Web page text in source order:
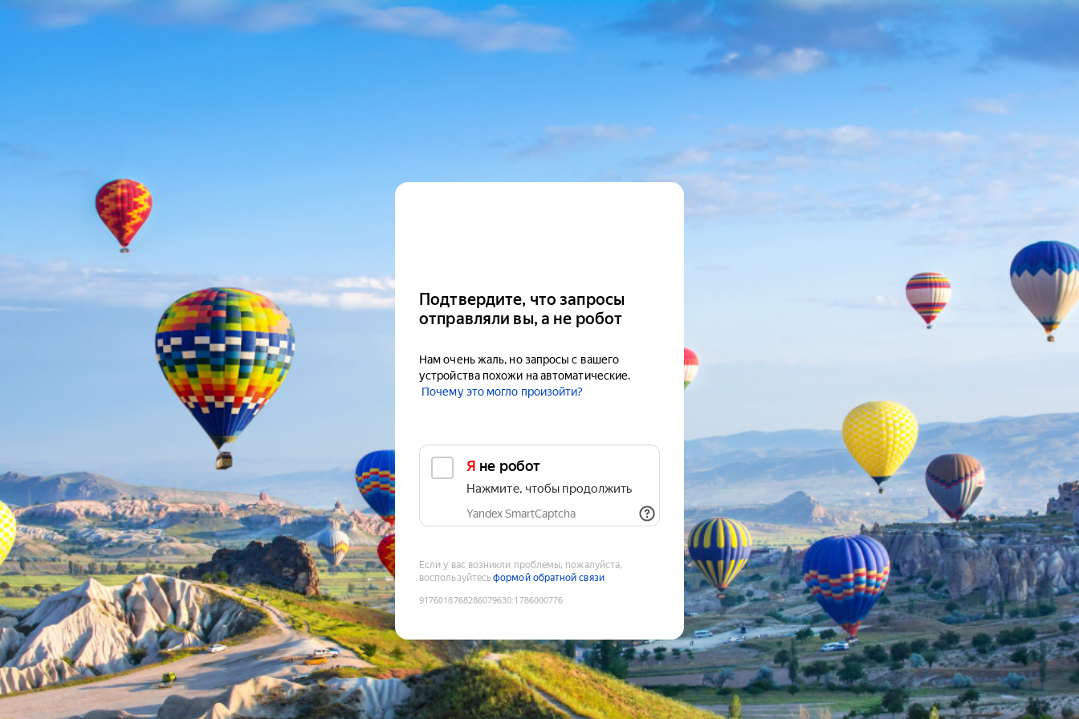
Подтвердите, что запросы
отправляли вы, а не робот
Нам очень жаль, но запросы с вашего
устройства похожи на автоматические.
Почему это могло произойти?
Я не робот
Нажмите, чтобы продолжить
Yandex SmartCaptcha
Если у вас возникли проблемы, пожалуйста,
воспользуйтесьформой обратной связи
9176018768286079630:1786000776